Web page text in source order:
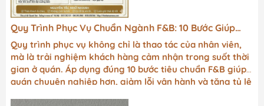
Quy Trình Phục Vụ Chuẩn Ngành F&B: 10 Bước Giúp
Quán Vận Hành Trơn Tru & Giữ Chân Khách
Quy trình phục vụ không chỉ là thao tác của nhân viên,
mà là trải nghiệm khách hàng cảm nhận trong suốt thời
gian ở quán. Áp dụng đúng 10 bước tiêu chuẩn F&B giúp
quán chuyên nghiệp hơn, giảm lỗi vận hành và tăng tỷ lệ